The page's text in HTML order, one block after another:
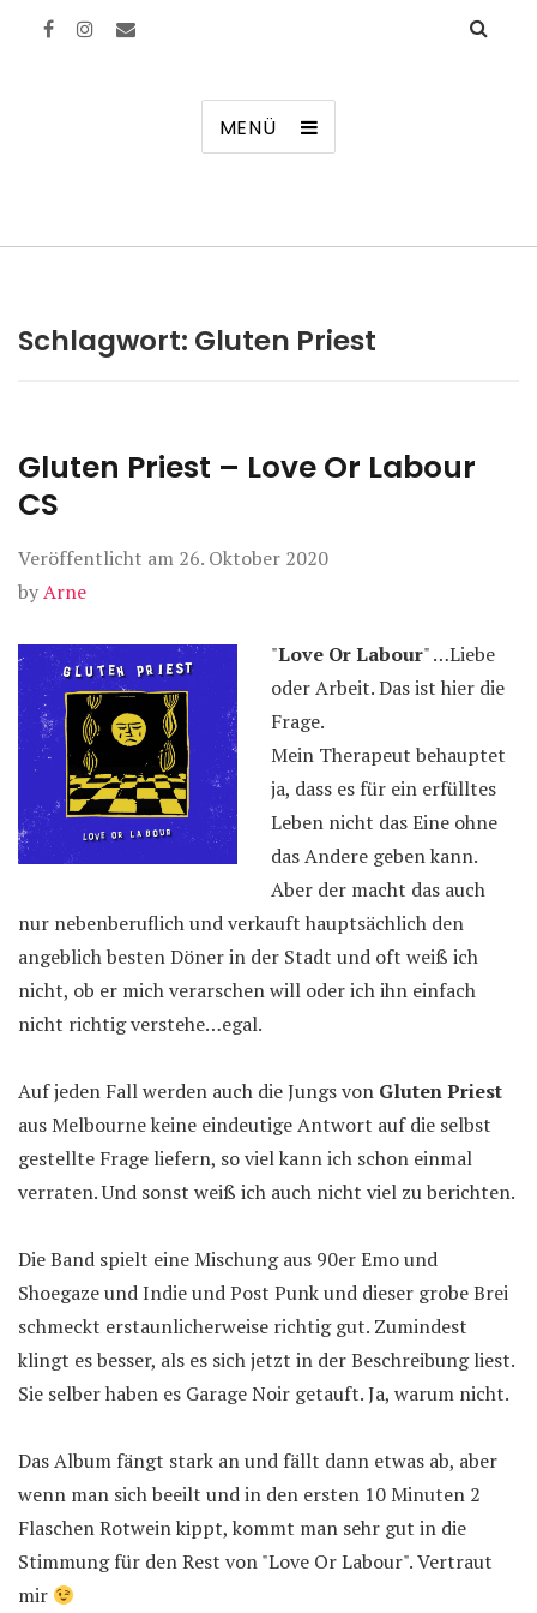
MENÜ
Schlagwort: Gluten Priest
Gluten Priest – Love Or Labour
CS
Veröffentlicht am 26. Oktober 2020
byArne
"Love Or Labour" …Liebe
oder Arbeit. Das ist hier die
Frage.
Mein Therapeut behauptet
ja, dass es für ein erfülltes
Leben nicht das Eine ohne
das Andere geben kann.
Aber der macht das auch
nur nebenberuflich und verkauft hauptsächlich den
angeblich besten Döner in der Stadt und oft weiß ich
nicht, ob er mich verarschen will oder ich ihn einfach
nicht richtig verstehe…egal.
Auf jeden Fall werden auch die Jungs von Gluten Priest
aus Melbourne keine eindeutige Antwort auf die selbst
gestellte Frage liefern, so viel kann ich schon einmal
verraten. Und sonst weiß ich auch nicht viel zu berichten.
Die Band spielt eine Mischung aus 90er Emo und
Shoegaze und Indie und Post Punk und dieser grobe Brei
schmeckt erstaunlicherweise richtig gut. Zumindest
klingt es besser, als es sich jetzt in der Beschreibung liest.
Sie selber haben es Garage Noir getauft. Ja, warum nicht.
Das Album fängt stark an und fällt dann etwas ab, aber
wenn man sich beeilt und in den ersten 10 Minuten 2
Flaschen Rotwein kippt, kommt man sehr gut in die
Stimmung für den Rest von "Love Or Labour". Vertraut
mir